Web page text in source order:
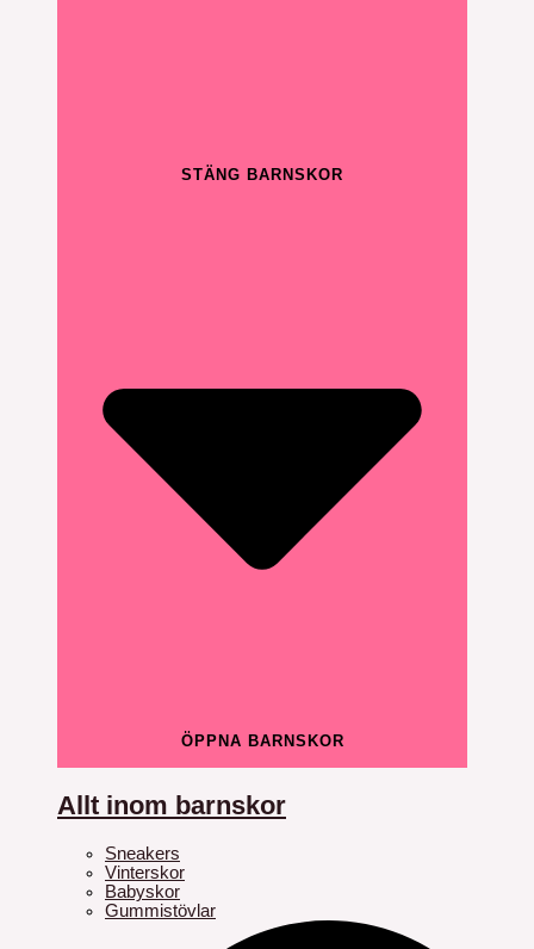
STÄNG BARNSKOR
ÖPPNA BARNSKOR
Allt inom barnskor
Sneakers
Vinterskor
Babyskor
Gummistövlar